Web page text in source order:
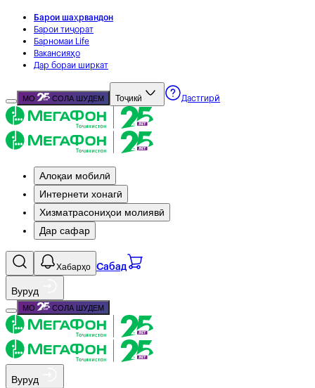
Барои шаҳрвандон
Барои тиҷорат
Барномаи Life
Вакансияҳо
Дар бораи ширкат
МО СОЛА ШУДЕМ Тоҷикӣ Дастгирӣ
Алоқаи мобилӣ
Интернети хонагӣ
Хизматрасониҳои молиявӣ
Дар сафар
Хабарҳо Сабад
Вуруд
МО СОЛА ШУДЕМ
Вуруд